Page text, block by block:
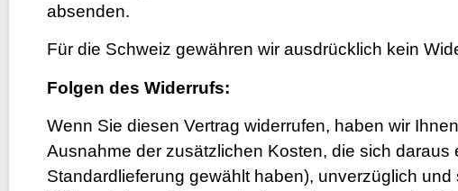
absenden.
Für die Schweiz gewähren wir ausdrücklich kein
Folgen des Widerrufs:
Wenn Sie diesen Vertrag widerrufen, haben wir
Ausnahme der zusätzlichen Kosten, die sich
Standardlieferung gewählt haben), unverzüglich